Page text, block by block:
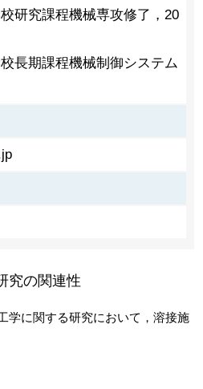
研究課程機械専攻修了，20
長期課程機械制御システム
究の関連性
学に関する研究において，溶接施